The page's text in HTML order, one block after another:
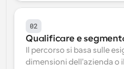
02
Qualificare e
Il percorso si basa sulle
dimensioni dell'azienda o